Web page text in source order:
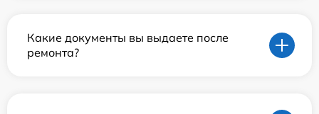
Какие документы вы выдаете после
ремонта?